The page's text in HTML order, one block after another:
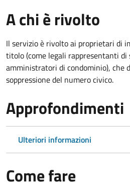
A chi è rivolto
Il servizio è rivolto ai proprietari di
titolo (come legali rappresentanti
amministratori di condominio), che
soppressione del numero civico.
Approfondimenti
Ulteriori informazioni
Come fare